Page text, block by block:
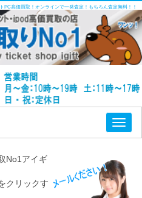
PC高価買取！オンラインで一発査定！もちろん査定無料！！
No1アイギ
クリックす